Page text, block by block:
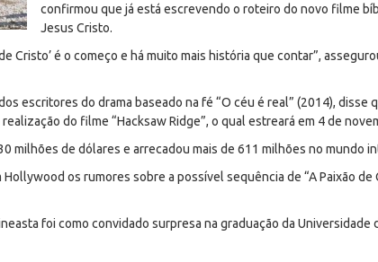
confirmou que já está escrevendo o roteiro do novo filme
Jesus Cristo.
Cristo’ é o começo e há muito mais história que contar”,
escritores do drama baseado na fé “O céu é real” (2014), disse
do filme “Hacksaw Ridge”, o qual estreará em 4 de
milhões de dólares e arrecadou mais de 611 milhões no mundo
os rumores sobre a possível sequência de “A Paixão
foi como convidado surpresa na graduação da Universidade